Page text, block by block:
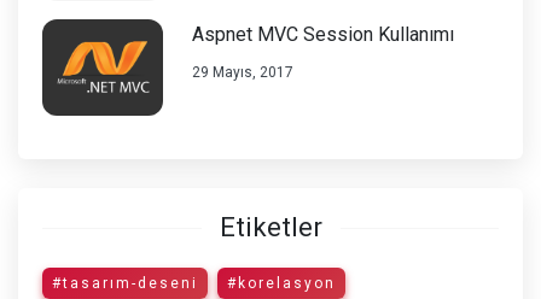
Aspnet MVC Session Kullanımı
29 Mayıs, 2017
Etiketler
#tasarım-deseni #korelasyon